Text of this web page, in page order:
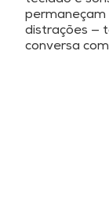
permaneçam
distrações —
conversa